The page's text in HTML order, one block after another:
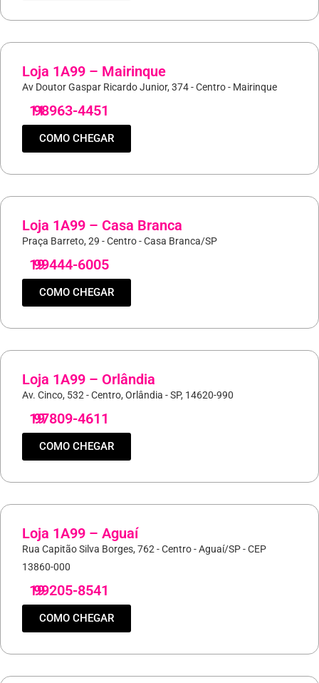
Loja 1A99 – Mairinque
Av Doutor Gaspar Ricardo Junior, 374 - Centro - Mairinque
11
98963-4451
COMO CHEGAR
Loja 1A99 – Casa Branca
Praça Barreto, 29 - Centro - Casa Branca/SP
19
99444-6005
COMO CHEGAR
Loja 1A99 – Orlândia
Av. Cinco, 532 - Centro, Orlândia - SP, 14620-990
19
97809-4611
COMO CHEGAR
Loja 1A99 – Aguaí
Rua Capitão Silva Borges, 762 - Centro - Aguaí/SP - CEP
13860-000
19
99205-8541
COMO CHEGAR